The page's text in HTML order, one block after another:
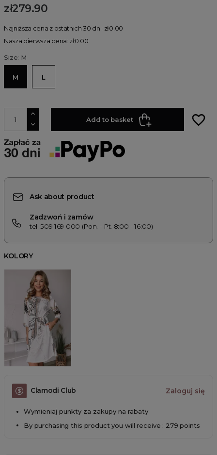
zł279.90
Najniższa cena z ostatnich 30 dni: zł0.00
Nasza pierwsza cena: zł0.00
Size: M
M L
Add to basket favorite_border
Ask about product
Zadzwoń i zamów
tel. 509 169 000 (Pon. - Pt. 8:00 - 16:00)
KOLORY
Clamodi Club Zaloguj się
Wymieniaj punkty za zakupy na rabaty
By purchasing this product you will receive : 279 points